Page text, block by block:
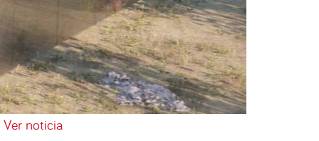
Ver noticia